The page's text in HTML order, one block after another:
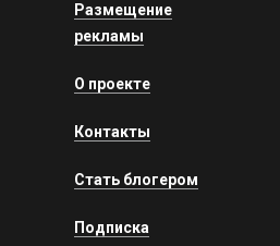
Размещение
рекламы
О проекте
Контакты
Стать блогером
Подписка